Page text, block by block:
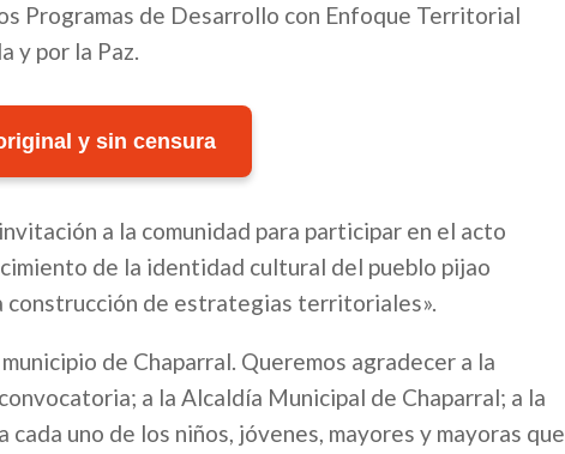
Programas de Desarrollo con Enfoque Territorial
y por la Paz.
y sin censura
a la comunidad para participar en el acto
de la identidad cultural del pueblo pijao
de estrategias territoriales».
de Chaparral. Queremos agradecer a la
a la Alcaldía Municipal de Chaparral; a la
uno de los niños, jóvenes, mayores y mayoras que